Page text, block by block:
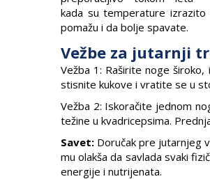
kada su temperature izrazito
pomažu i da bolje spavate.
Vežbe za jutarnji
Vežba 1: Raširite noge
stisnite kukove i vratite se u
Vežba 2: Iskoračite jednom
težine u kvadricepsima.
Savet: Doručak pre jutarnjeg
mu olakša da savlada svaki
energije i nutrijenata.